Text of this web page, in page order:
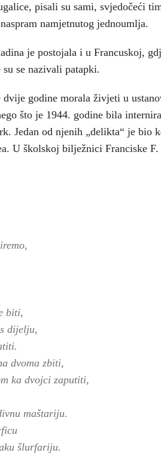
pisali su sami, svjedočeći
namjetnutog jednoumlja.
je postojala i u Francuskoj,
se nazivali patapki.
godine morala živjeti u
što je 1944. godine bila
Jedan od njenih „delikta“ je bio
U školskoj bilježnici Franciske F.
biti,
dijelju,
dvoma zbiti,
ka dvojci zaputiti,
maštariju.
šlurfariju.